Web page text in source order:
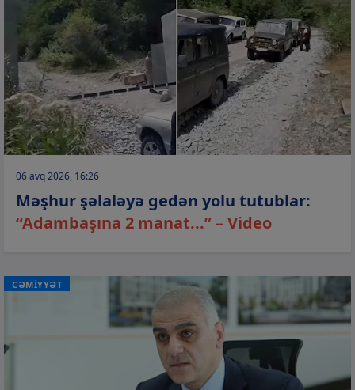
06 avq 2026, 16:26
Məşhur şəlaləyə gedən yolu tutublar:
“Adambaşına 2 manat...” – Video
CƏMİYYƏT